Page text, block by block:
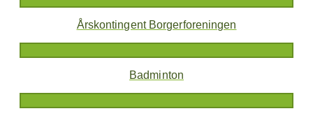
Årskontingent Borgerforeningen
Badminton